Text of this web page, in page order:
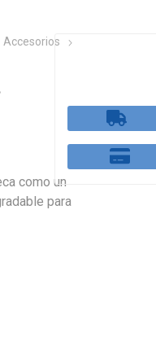
Accesorios
como un
para